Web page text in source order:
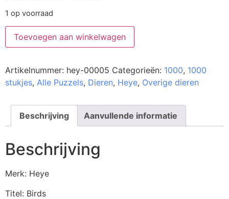
1 op voorraad
Toevoegen aan winkelwagen
Artikelnummer: hey-00005 Categorieën: 1000, 1000
stukjes, Alle Puzzels, Dieren, Heye, Overige dieren
Beschrijving Aanvullende informatie
Beschrijving
Merk: Heye
Titel: Birds